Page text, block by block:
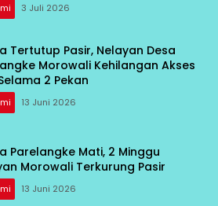
3 Juli 2026
Tertutup Pasir, Nelayan Desa
Morowali Kehilangan Akses
2 Pekan
13 Juni 2026
Parelangke Mati, 2 Minggu
Morowali Terkurung Pasir
13 Juni 2026